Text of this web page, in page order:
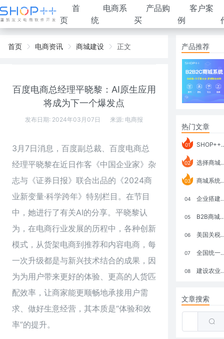
首
页
电商系
统
产品购
买
客户案
例
首页 电商资讯 商城建设 正文
百度电商总经理平晓黎：AI原生应用
将成为下一个爆发点
发布日期: 2024年03月07日 来源: 电商报
3月7日消息，百度副总裁、百度电商总
经理平晓黎在近日作客《中国企业家》杂
志与《证券日报》联合出品的《2024商
业新变量·科学跨年》特别栏目。在节目
中，她进行了有关AI的分享。平晓黎认
为，在电商行业发展的历程中，各种创新
模式，从货架电商到推荐和内容电商，每
一次升级都是与新兴技术结合的成果，因
为为用户带来更好的体验、更高的人货匹
配效率，让商家能更顺畅地承接用户需
求、做好生意经营，其本质是“体验和效
率”的提升。
产品推荐
热门文章
01 SHOP++ B2B2C V9.1 全新发布 新亮点
02 选择商城系统要考虑哪些问题？
03 商城系统如何打通跨境电商模式？
04 企业搭建积分商城系统要注意什么？
05 B2B商城系统搭建：开发语言、功能、优势分析
06 美国关税政策冲击全球电商格局：五大类平台受重创，转型与自救成关键
07 全国统一大市场：电商如何掘金新蓝海？
08 建设农业强国，网上商城来助力！
文章搜索